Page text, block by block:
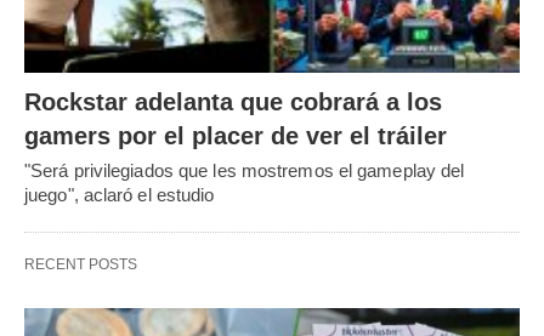
Rockstar adelanta que cobrará a los
gamers por el placer de ver el tráiler
"Será privilegiados que les mostremos el gameplay del
juego", aclaró el estudio
RECENT POSTS